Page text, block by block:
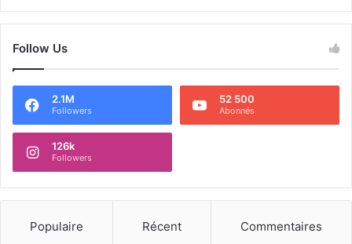
Follow Us
2.1M
Followers
52 500
Abonnés
126k
Followers
Populaire Récent Commentaires